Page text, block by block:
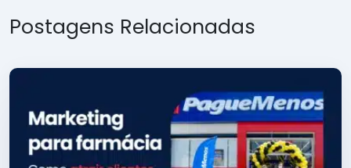
Postagens Relacionadas